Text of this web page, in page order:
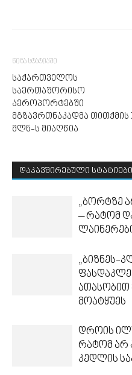
წინა სტატიაში
საქართველოს
საერთაშორისო
აეროპორტებში
მგზავრთნაკადმა თითქმის
მლნ-ს მიაღწია
დაკავშირებული სტატიები
„ბორტზე
– რატომ
„ბიზნეს-
მოატყუეს
დროის
რატომ არ
კედლის